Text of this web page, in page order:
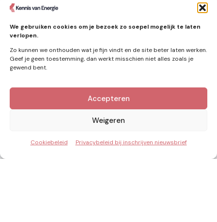
We gebruiken cookies om je bezoek zo soepel mogelijk te laten
verlopen.
Zo kunnen we onthouden wat je fijn vindt en de site beter laten werken.
Geef je geen toestemming, dan werkt misschien niet alles zoals je
gewend bent.
Accepteren
Weigeren
Cookiebeleid Privacybeleid bij inschrijven nieuwsbrief
tennet
zonne-energie (9)
Kennis van Energie in je mailbox?
Abonner op nieuwe artikelen.